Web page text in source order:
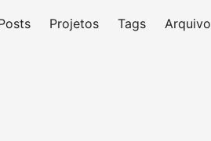
Projetos Tags Arquivo